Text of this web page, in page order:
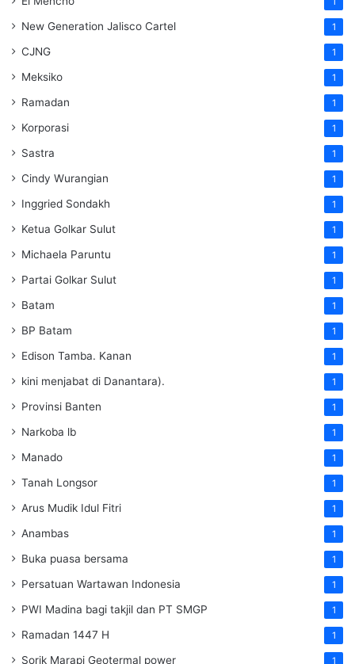
New Generation Jalisco Cartel 1
CJNG 1
Meksiko 1
Ramadan 1
Korporasi 1
Sastra 1
Cindy Wurangian 1
Inggried Sondakh 1
Ketua Golkar Sulut 1
Michaela Paruntu 1
Partai Golkar Sulut 1
Batam 1
BP Batam 1
Edison Tamba. Kanan 1
kini menjabat di Danantara). 1
Provinsi Banten 1
Narkoba lb 1
Manado 1
Tanah Longsor 1
Arus Mudik Idul Fitri 1
Anambas 1
Buka puasa bersama 1
Persatuan Wartawan Indonesia 1
PWI Madina bagi takjil dan PT SMGP 1
Ramadan 1447 H 1
Sorik Marapi Geotermal power 1